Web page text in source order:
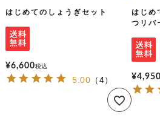
はじめてのしょうぎセット
¥6,600税込
5.00 （4）
はじめ
つリバ
¥4,950